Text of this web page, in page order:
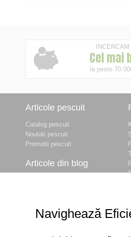
Cel mai
la peste
Articole pescuit
Catalog pescuit
Noutati pescuit
Promotii pescuit
Articole din blog
- INFORMATII
COMPLETE
pescuit ANPA online –
Navighează